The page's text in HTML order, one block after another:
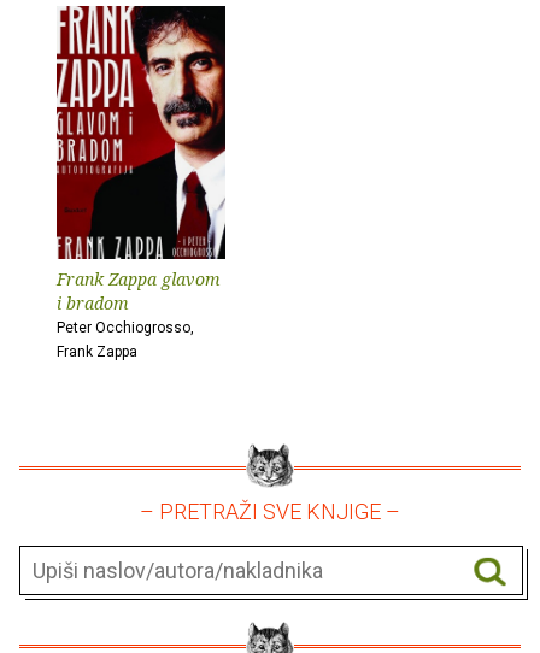
Frank Zappa glavom
i bradom
Peter Occhiogrosso,
Frank Zappa
– PRETRAŽI SVE KNJIGE –